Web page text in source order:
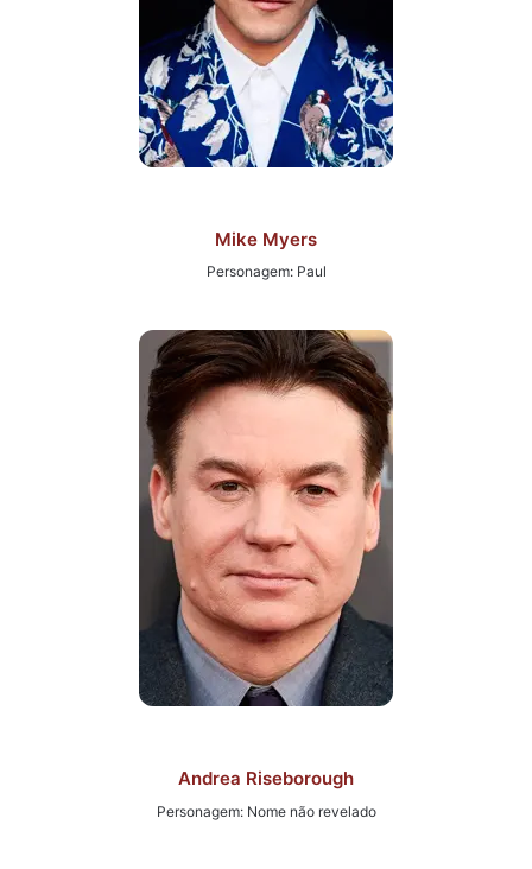
Mike Myers
Personagem: Paul
Andrea Riseborough
Personagem: Nome não revelado